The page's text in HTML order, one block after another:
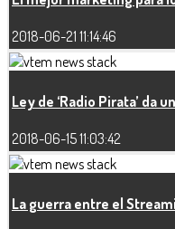
2018-06-21 11:14:46
Ley de ‘Radio Pirata’ da
2018-06-15 11:03:42
La guerra entre el